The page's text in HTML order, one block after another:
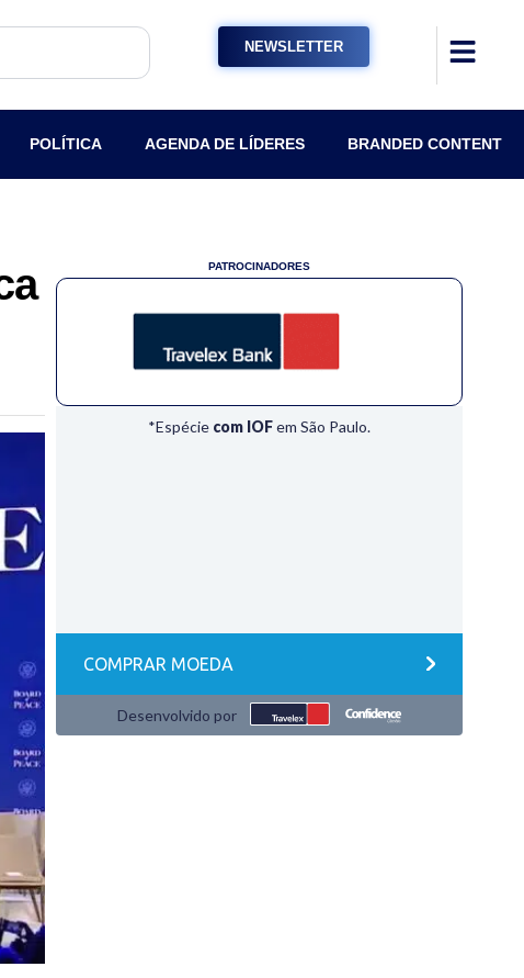
NEWSLETTER
POLÍTICA AGENDA DE LÍDERES BRANDED CONTENT
PATROCINADORES